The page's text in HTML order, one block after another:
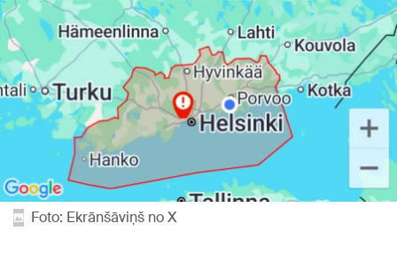
Foto: Ekrānšāviņš no X